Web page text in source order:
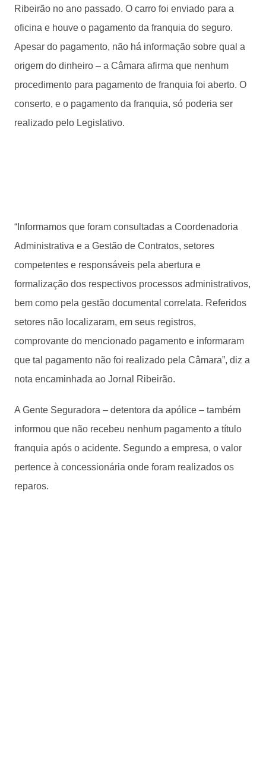
Ribeirão no ano passado. O carro foi enviado para a
oficina e houve o pagamento da franquia do seguro.
Apesar do pagamento, não há informação sobre qual a
origem do dinheiro – a Câmara afirma que nenhum
procedimento para pagamento de franquia foi aberto. O
conserto, e o pagamento da franquia, só poderia ser
realizado pelo Legislativo.
“Informamos que foram consultadas a Coordenadoria
Administrativa e a Gestão de Contratos, setores
competentes e responsáveis pela abertura e
formalização dos respectivos processos administrativos,
bem como pela gestão documental correlata. Referidos
setores não localizaram, em seus registros,
comprovante do mencionado pagamento e informaram
que tal pagamento não foi realizado pela Câmara”, diz a
nota encaminhada ao Jornal Ribeirão.
A Gente Seguradora – detentora da apólice – também
informou que não recebeu nenhum pagamento a título
franquia após o acidente. Segundo a empresa, o valor
pertence à concessionária onde foram realizados os
reparos.